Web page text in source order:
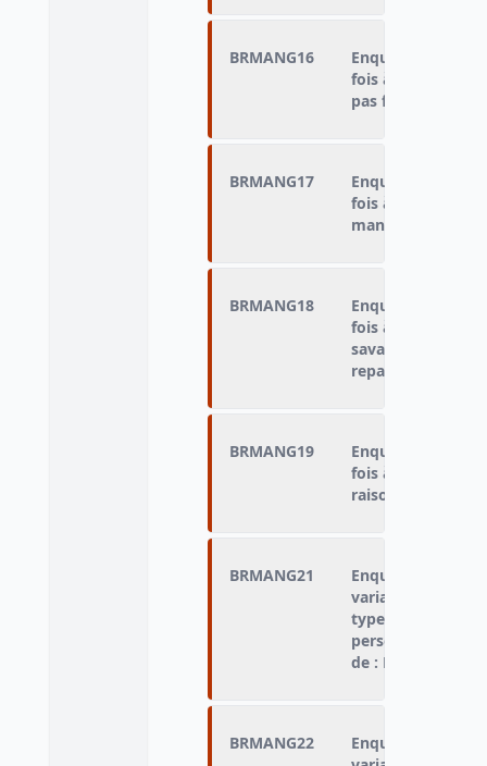
BRMANG16
Enquêté qui n'a
fois à midi ou le
pas faim
BRMANG17
Enquêté qui n'a
fois à midi ou le
mangé à un
BRMANG18
Enquêté qui n'a
fois à midi ou le
savait pas qu’il
repas
BRMANG19
Enquêté qui n'a
fois à midi ou le
raison
BRMANG21
Enquêté qui n'a
variable « type
type
personne n'a pas
de : Distributions
BRMANG22
Enquêté qui n'a